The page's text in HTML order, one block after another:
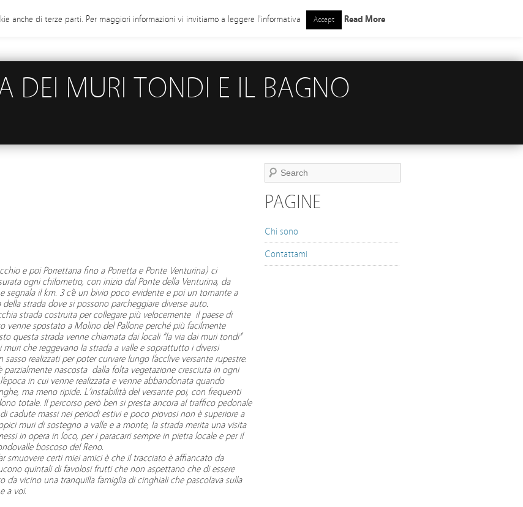
DEI MURI TONDI E IL BAGNO
e poi Porrettana fino a Porretta e Ponte Venturina) ci
ogni chilometro, con inizio dal Ponte della Venturina, da
segnala il km. 3 c’è un bivio poco evidente e poi un tornante a
strada dove si possono parcheggiare diverse auto.
strada costruita per collegare più velocemente il paese di
venne spostato a Molino del Pallone perché più facilmente
questa strada venne chiamata dai locali “la via dai muri tondi”
che reggevano la strada a valle e soprattutto i diversi
realizzati per poter curvare lungo l’acclive versante rupestre.
nascosta dalla folta vegetazione cresciuta in ogni
in cui venne realizzata e venne abbandonata quando
ma meno ripide. L’instabilità del versante poi, con frequenti
totale. Il percorso però ben si presta ancora al traffico pedonale
cadute massi nei periodi estivi e poco piovosi non è superiore a
muri di sostegno a valle e a monte, la strada merita una visita
in opera in loco, per i paracarri sempre in pietra locale e per il
boscoso del Reno.
smuovere certi miei amici è che il tracciato è affiancato da
quintali di favolosi frutti che non aspettano che di essere
da vicino una tranquilla famiglia di cinghiali che pascolava sulla
a voi.
PAGINE
Chi sono
Contattami
anche di terze parti. Per maggiori informazioni vi invitiamo a leggere l'informativa Accept Read More